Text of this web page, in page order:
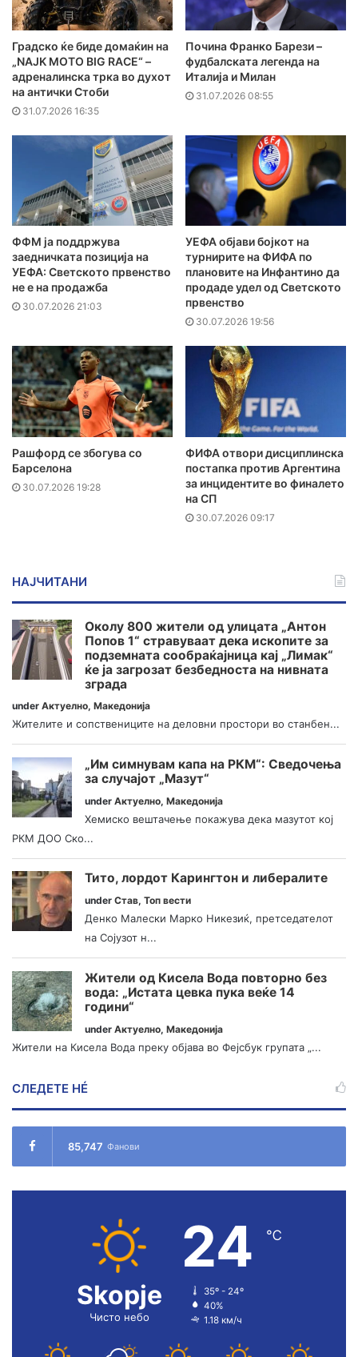
Градско ќе биде домаќин на
„NAJK MOTO BIG RACE“ –
адреналинска трка во духот
на антички Стоби
31.07.2026 16:35
Почина Франко Барези –
фудбалската легенда на
Италија и Милан
31.07.2026 08:55
ФФМ ја поддржува
заедничката позиција на
УЕФА: Светското првенство
не е на продажба
30.07.2026 21:03
УЕФА објави бојкот на
турнирите на ФИФА по
плановите на Инфантино да
продаде удел од Светското
првенство
30.07.2026 19:56
Рашфорд се збогува со
Барселона
30.07.2026 19:28
ФИФА отвори дисциплинска
постапка против Аргентина
за инцидентите во финалето
на СП
30.07.2026 09:17
НАЈЧИТАНИ
Околу 800 жители од улицата „Антон
Попов 1“ стравуваат дека ископите за
подземната сообраќајница кај „Лимак“
ќе ја загрозат безбедноста на нивната
зграда
under Актуелно, Македонија
Жителите и сопствениците на деловни простори во станбен...
„Им симнувам капа на РКМ“: Сведочења
за случајот „Мазут“
under Актуелно, Македонија
Хемиско вештачење покажува дека мазутот кој
РКМ ДОО Ско...
Тито, лордот Карингтон и либералите
under Став, Топ вести
Денко Малески Марко Никезиќ, претседателот
на Сојузот н...
Жители од Кисела Вода повторно без
вода: „Истата цевка пука веќе 14
години“
under Актуелно, Македонија
Жители на Кисела Вода преку објава во Фејсбук групата „...
СЛЕДЕТЕ НÉ
85,747 Фанови
Skopje
Чисто небо
24 ℃
35º - 24º
40%
1.18 км/ч